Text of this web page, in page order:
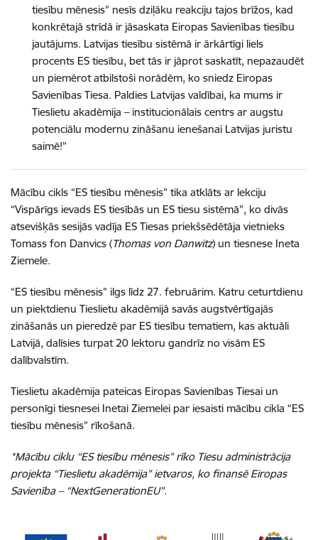
tiesību mēnesis” nesīs dziļāku reakciju tajos brīžos, kad
konkrētajā strīdā ir jāsaskata Eiropas Savienības tiesību
jautājums. Latvijas tiesību sistēmā ir ārkārtīgi liels
procents ES tiesību, bet tās ir jāprot saskatīt, nepazaudēt
un piemērot atbilstoši norādēm, ko sniedz Eiropas
Savienības Tiesa. Paldies Latvijas valdībai, ka mums ir
Tieslietu akadēmija – institucionālais centrs ar augstu
potenciālu modernu zināšanu ienešanai Latvijas juristu
saimē!”
Mācību cikls “ES tiesību mēnesis” tika atklāts ar lekciju
“Vispārīgs ievads ES tiesībās un ES tiesu sistēmā”, ko divās
atsevišķās sesijās vadīja ES Tiesas priekšsēdētāja vietnieks
Tomass fon Danvics (Thomas von Danwitz) un tiesnese Ineta
Ziemele.
“ES tiesību mēnesis” ilgs līdz 27. februārim. Katru ceturtdienu
un piektdienu Tieslietu akadēmijā savās augstvērtīgajās
zināšanās un pieredzē par ES tiesību tematiem, kas aktuāli
Latvijā, dalīsies turpat 20 lektoru gandrīz no visām ES
dalībvalstīm.
Tieslietu akadēmija pateicas Eiropas Savienības Tiesai un
personīgi tiesnesei Inetai Ziemelei par iesaisti mācību cikla “ES
tiesību mēnesis” rīkošanā.
*Mācību ciklu “ES tiesību mēnesis” rīko Tiesu administrācija
projekta “Tieslietu akadēmija” ietvaros, ko finansē Eiropas
Savienība – “NextGenerationEU”.